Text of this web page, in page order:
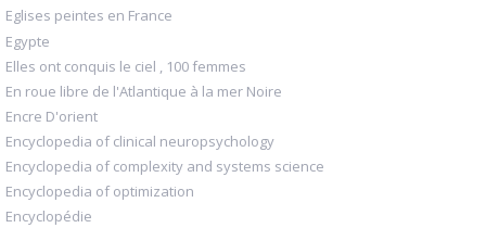
Eglises peintes en France
Egypte
Elles ont conquis le ciel , 100 femmes
En roue libre de l'Atlantique à la mer Noire
Encre D'orient
Encyclopedia of clinical neuropsychology
Encyclopedia of complexity and systems science
Encyclopedia of optimization
Encyclopédie